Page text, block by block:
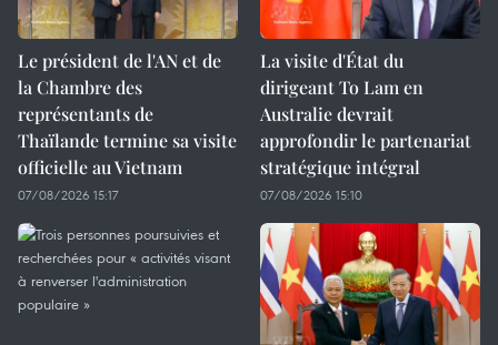
Le président de l'AN et de
la Chambre des
représentants de
Thaïlande termine sa visite
officielle au Vietnam
07/08/2026 15:17
La visite d'État du
dirigeant To Lam en
Australie devrait
approfondir le partenariat
stratégique intégral
07/08/2026 15:10